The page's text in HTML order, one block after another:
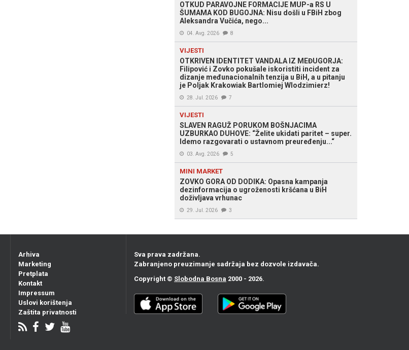
OTKUD PARAVOJNE FORMACIJE MUP-a RS U
ŠUMAMA KOD BUGOJNA: Nisu došli u FBiH zbog
Aleksandra Vučića, nego...
04. Avg. 2026 8
VIJESTI
OTKRIVEN IDENTITET VANDALA IZ MEĐUGORJA:
Filipović i Zovko pokušale iskoristiti incident za
dizanje međunacionalnih tenzija u BiH, a u pitanju
je Poljak Krakowiak Bartlomiej Wlodzimierz!
28. Jul. 2026 7
VIJESTI
SLAVEN RAGUŽ PORUKOM BOŠNJACIMA
UZBURKAO DUHOVE: “Želite ukidati paritet – super.
Idemo razgovarati o ustavnom preuređenju...“
03. Avg. 2026 5
MINI MARKET
ZOVKO GORA OD DODIKA: Opasna kampanja
dezinformacija o ugroženosti kršćana u BiH
doživljava vrhunac
29. Jul. 2026 3
Arhiva
Marketing
Pretplata
Kontakt
Impressum
Uslovi korištenja
Zaštita privatnosti
Sva prava zadržana.
Zabranjeno preuzimanje sadržaja bez dozvole izdavača.
Copyright © Slobodna Bosna 2000 - 2026.